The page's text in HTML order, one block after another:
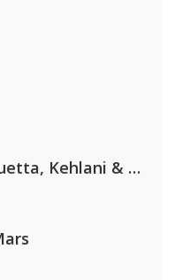
Hugel, David Guetta, Kehlani & Daecolm